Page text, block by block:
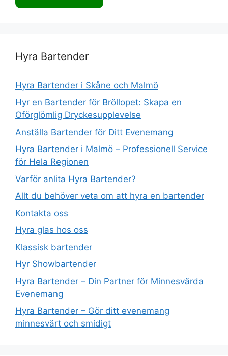
Hyra Bartender
Hyra Bartender i Skåne och Malmö
Hyr en Bartender för Bröllopet: Skapa en
Oförglömlig Dryckesupplevelse
Anställa Bartender för Ditt Evenemang
Hyra Bartender i Malmö – Professionell Service
för Hela Regionen
Varför anlita Hyra Bartender?
Allt du behöver veta om att hyra en bartender
Kontakta oss
Hyra glas hos oss
Klassisk bartender
Hyr Showbartender
Hyra Bartender – Din Partner för Minnesvärda
Evenemang
Hyra Bartender – Gör ditt evenemang
minnesvärt och smidigt